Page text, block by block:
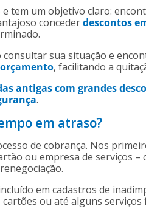
tem um objetivo claro:
concederdescontos
sua situação e
, facilitando a
antigas com grandes
.
em atraso?
de cobrança. Nos
ou empresa de serviços
em cadastros de
ou até alguns serviços